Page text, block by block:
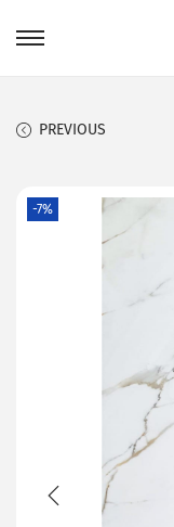
PREVIOUS
-7%